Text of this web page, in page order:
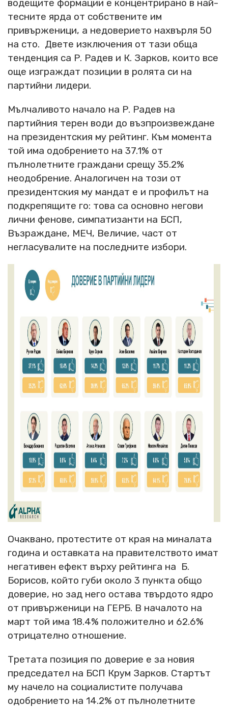
водещите формации е концентрирано в най-
тесните ярда от собствените им
привърженици, а недоверието нахвърля 50
на сто. Двете изключения от тази обща
тенденция са Р. Радев и К. Зарков, които все
още изграждат позиции в ролята си на
партийни лидери.
Мълчаливото начало на Р. Радев на
партийния терен води до възпроизвеждане
на президентския му рейтинг. Към момента
той има одобрението на 37.1% от
пълнолетните граждани срещу 35.2%
неодобрение. Аналогичен на този от
президентския му мандат е и профилът на
подкрепящите го: това са основно негови
лични фенове, симпатизанти на БСП,
Възраждане, МЕЧ, Величие, част от
негласувалите на последните избори.
Очаквано, протестите от края на миналата
година и оставката на правителството имат
негативен ефект върху рейтинга на Б.
Борисов, който губи около 3 пункта общо
доверие, но зад него остава твърдото ядро
от привърженици на ГЕРБ. В началото на
март той има 18.4% положително и 62.6%
отрицателно отношение.
Третата позиция по доверие е за новия
председател на БСП Крум Зарков. Стартът
му начело на социалистите получава
одобрението на 14.2% от пълнолетните